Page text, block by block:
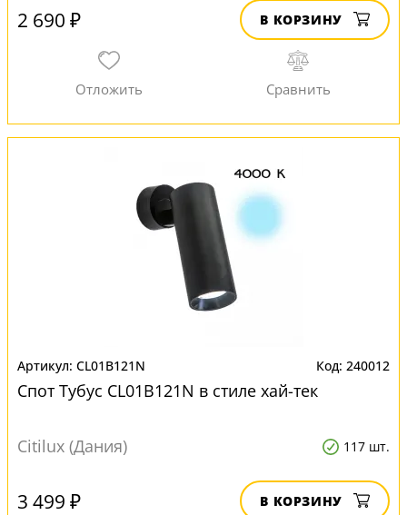
2 690 ₽ В КОРЗИНУ
CL01B121N 240012
Спот Тубус CL01B121N в стиле хай-тек
Citilux (Дания) 117 шт.
3 499 ₽ В КОРЗИНУ